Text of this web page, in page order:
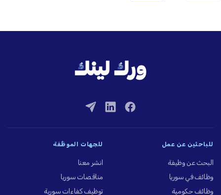
للباحثين عن عمل
البحث عن وظيفة
وظائف في سوريا
وظائف حكومية
للجهات الموظِّفة
انشر معنا
مناقصات سوريا
توظيف كفاءات سورية